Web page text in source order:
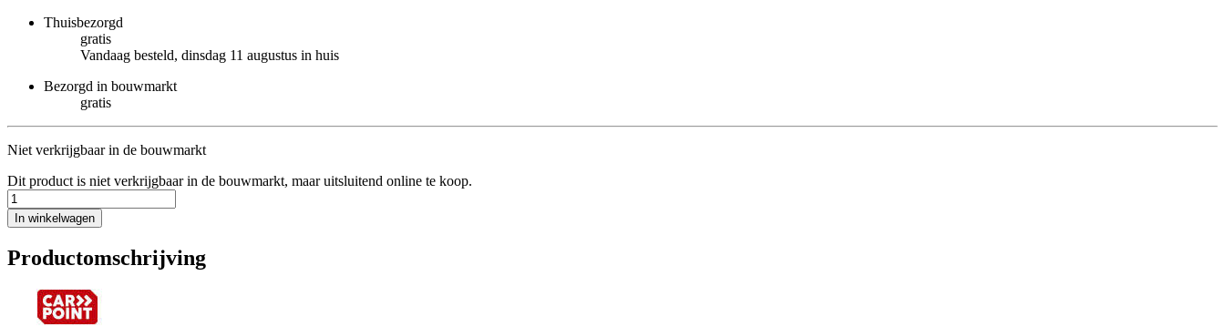
Thuisbezorgd
gratis
Vandaag besteld, dinsdag 11 augustus in huis
Bezorgd in bouwmarkt
gratis
Niet verkrijgbaar in de bouwmarkt
Dit product is niet verkrijgbaar in de bouwmarkt, maar uitsluitend online te koop.
In winkelwagen
Productomschrijving